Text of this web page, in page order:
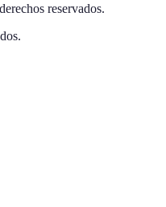
reservados.